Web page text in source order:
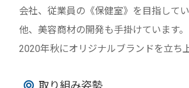
会社、従業員の《保健室》を目指してい
他、美容商材の開発も手掛けています。
2020年秋にオリジナルブランドを立ち
取り組み姿勢